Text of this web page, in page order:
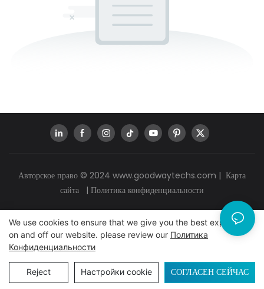
Авторское право © 2024 www.goodwaytechs.com | Карта
сайта
| Политика конфиденциальности
We use cookies to ensure that we give you the best experience
on and off our website. please review our Политика
Конфиденциальности
Reject Настройки cookie СОГЛАСЕН СЕЙЧАС